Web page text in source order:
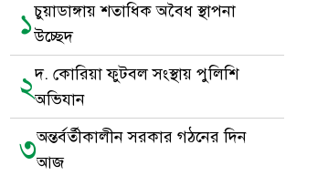
১চুয়াডাঙ্গায় শতাধিক অবৈধ স্থাপনা
উচ্ছেদ
২দ. কোরিয়া ফুটবল সংস্থায় পুলিশি
অভিযান
৩অন্তর্বর্তীকালীন সরকার গঠনের দিন
আজ